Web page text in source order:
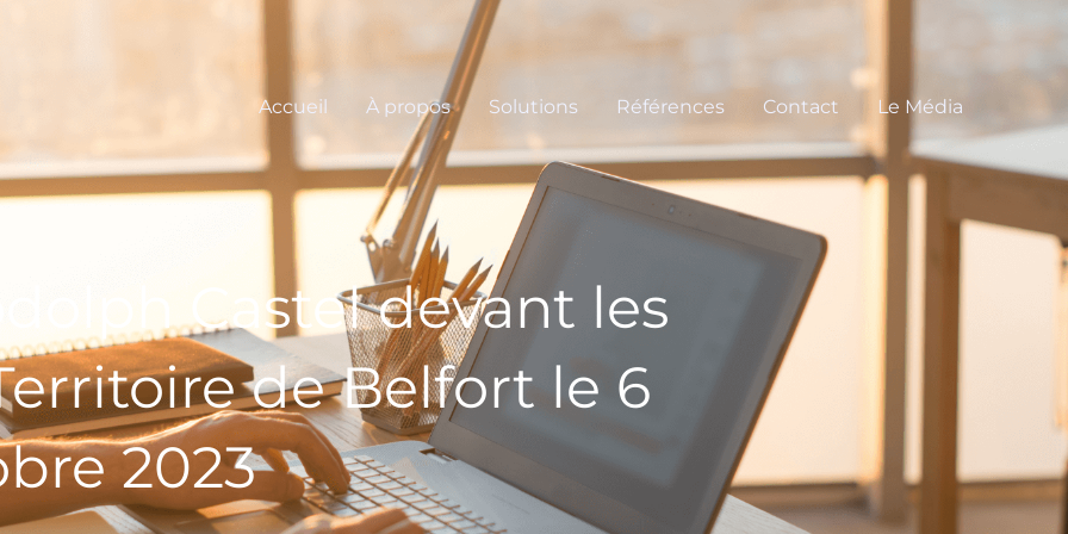
Accueil
À propos Solutions Références Contact Le Média
Castel devant les
de Belfort le 6
2023